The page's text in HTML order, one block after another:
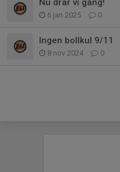
Nu drar vi gång!
6 jan 2025 0
Ingen bollkul 9/11
8 nov 2024 0